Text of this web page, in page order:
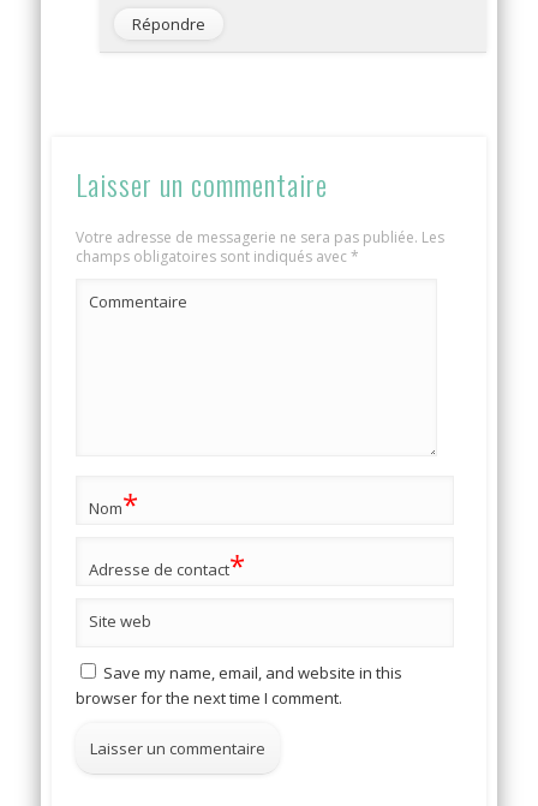
Répondre
Laisser un commentaire
Votre adresse de messagerie ne sera pas publiée. Les
champs obligatoires sont indiqués avec*
Commentaire
Nom*
Adresse de contact*
Site web
Save my name, email, and website in this
browser for the next time I comment.